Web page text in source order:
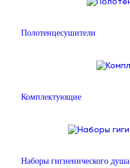
Полотенцесушители
Комплектующие
Наборы гигиенического душа